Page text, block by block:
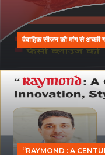
वैवाहिक सीजन की मांग से अच्छी
“RAYMOND : A